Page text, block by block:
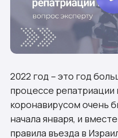
2022 год – это год
процессе репатриации
коронавирусом очень
начала января, и
правила въезда в